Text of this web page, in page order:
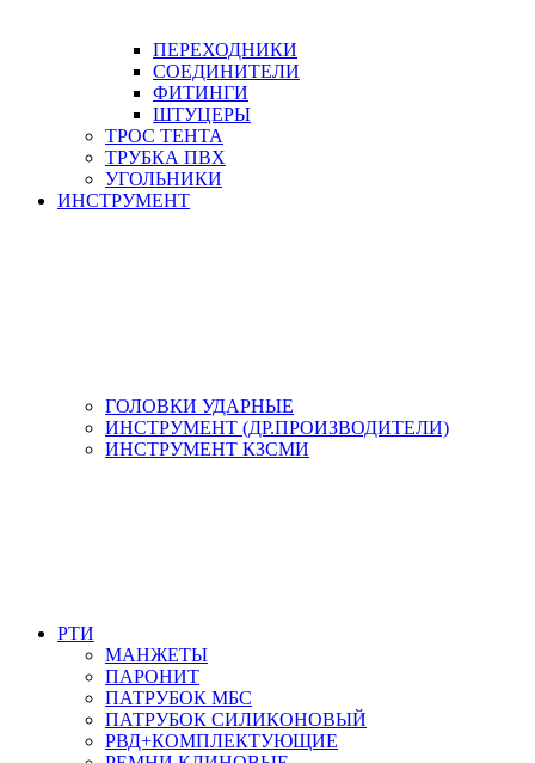
ПЕРЕХОДНИКИ
СОЕДИНИТЕЛИ
ФИТИНГИ
ШТУЦЕРЫ
ТРОС ТЕНТА
ТРУБКА ПВХ
УГОЛЬНИКИ
ИНСТРУМЕНТ
ГОЛОВКИ УДАРНЫЕ
ИНСТРУМЕНТ (ДР.ПРОИЗВОДИТЕЛИ)
ИНСТРУМЕНТ КЗСМИ
РТИ
МАНЖЕТЫ
ПАРОНИТ
ПАТРУБОК МБС
ПАТРУБОК СИЛИКОНОВЫЙ
РВД+КОМПЛЕКТУЮЩИЕ